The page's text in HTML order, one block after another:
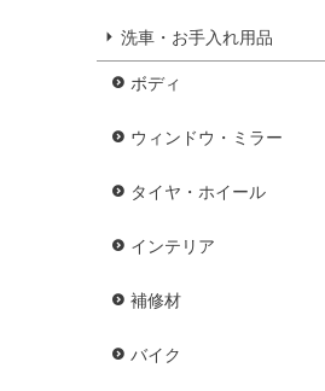
洗車・お手入れ用品
ボディ
ウィンドウ・ミラー
タイヤ・ホイール
インテリア
補修材
バイク